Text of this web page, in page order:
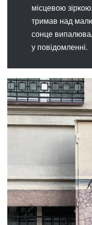
місцевою
тримав над
сонце
у повідомленні.